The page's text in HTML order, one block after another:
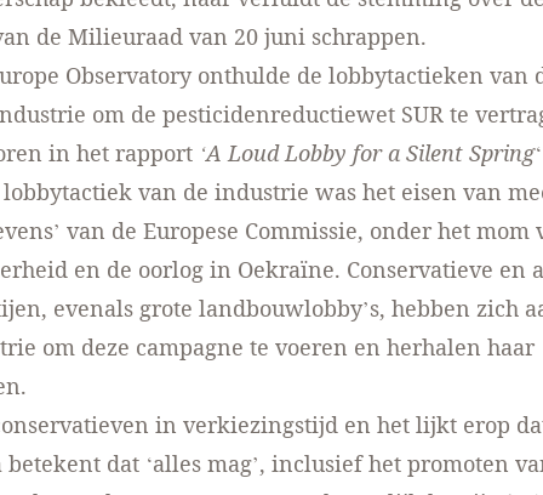
de Milieuraad van 20 juni schrappen.
Observatory onthulde de lobbytactieken van
om de pesticidenreductiewet SUR te
in het rapport ‘A Loud Lobby for a Silent Spring
van de industrie was het eisen van
van de Europese Commissie, onder het mom
en de oorlog in Oekraïne. Conservatieve en
evenals grote landbouwlobby’s, hebben zich
om deze campagne te voeren en herhalen haar
in verkiezingstijd en het lijkt erop
betekent dat ‘alles mag’, inclusief het promoten